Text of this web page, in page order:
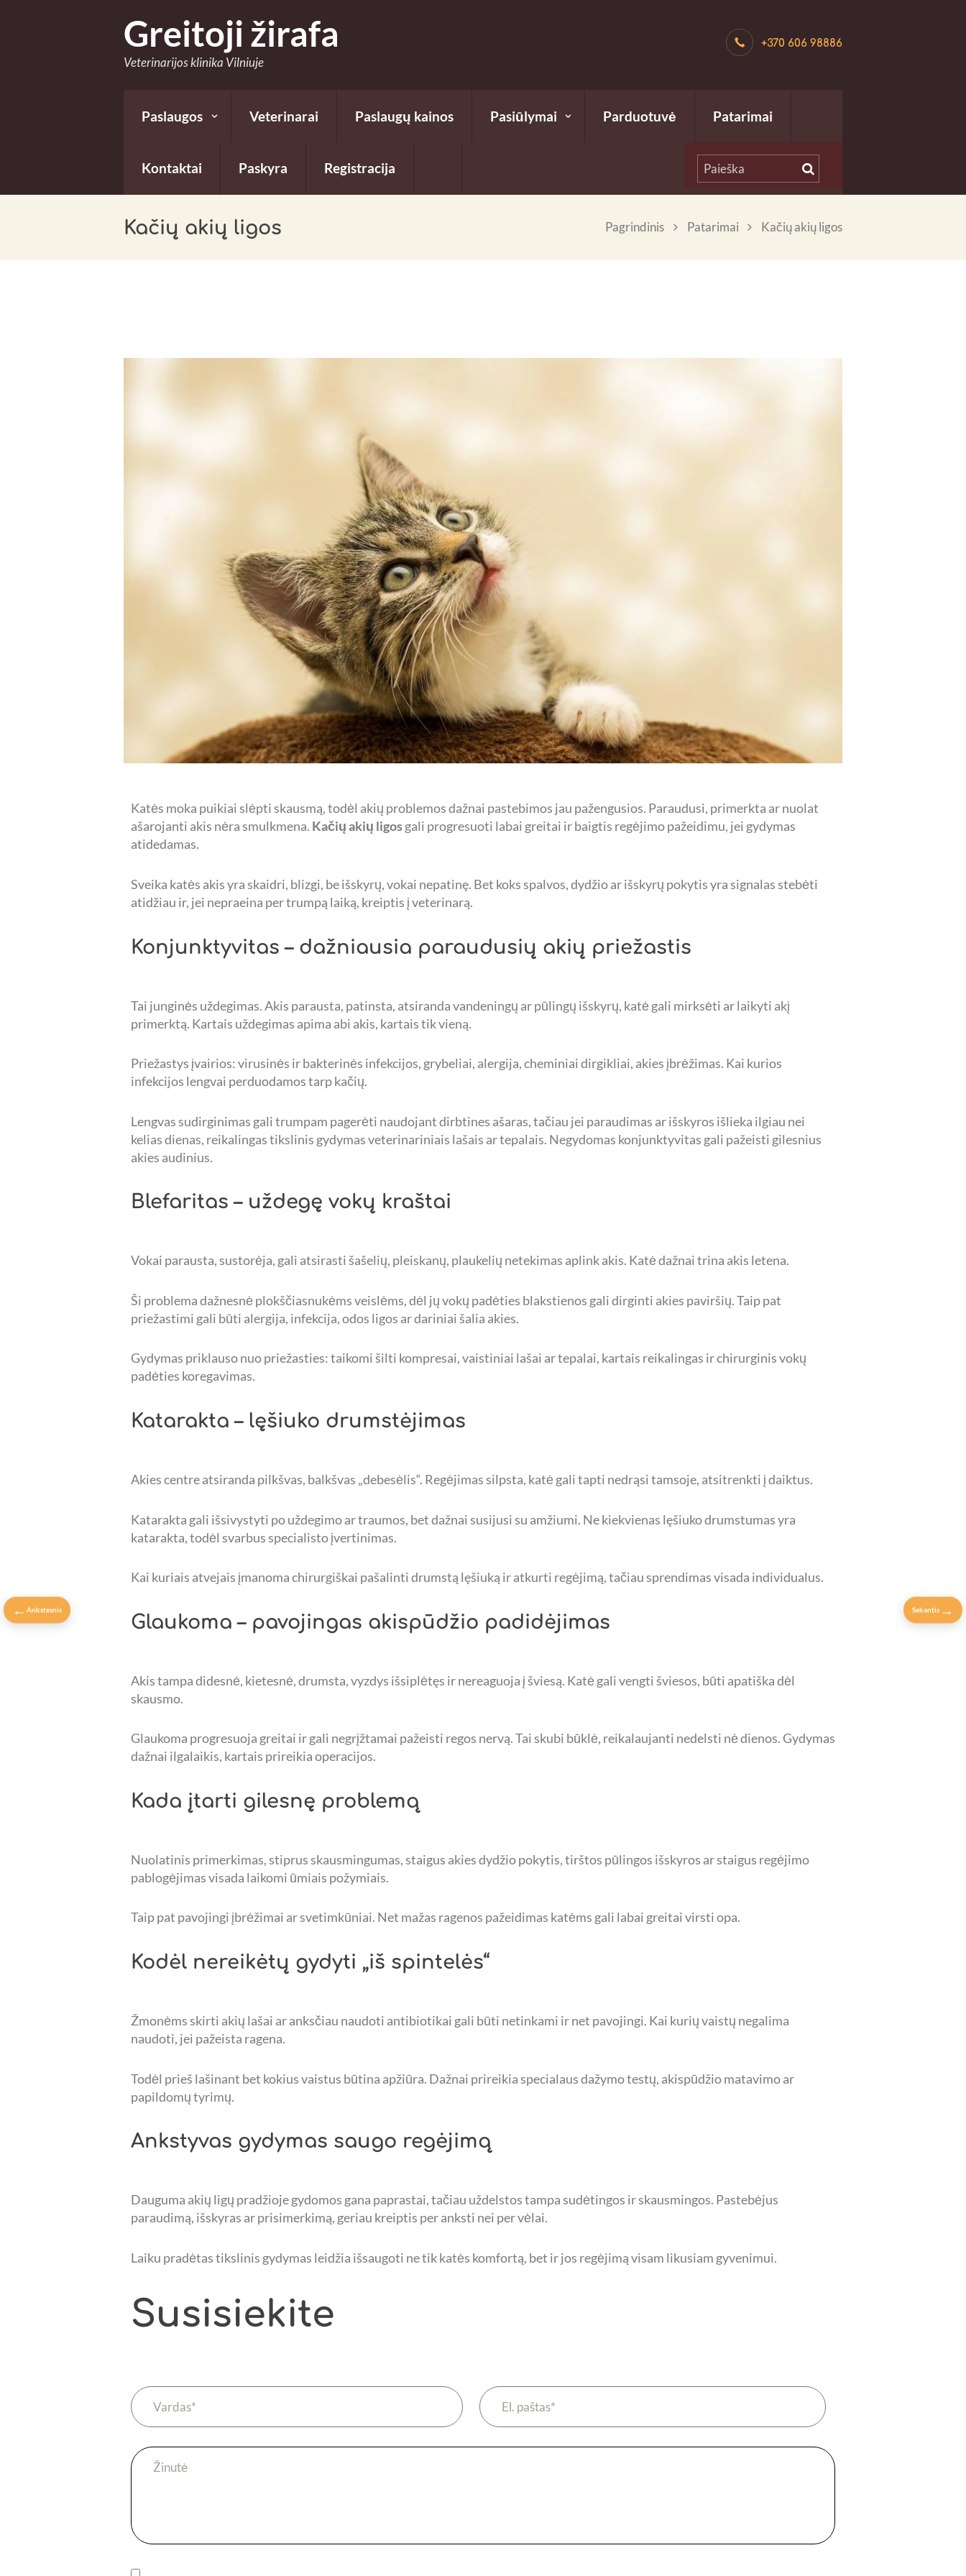
Greitoji žirafa
Veterinarijos klinika Vilniuje
+370 606 98886
Paslaugos Veterinarai Paslaugų kainos Pasiūlymai Parduotuvė Patarimai
Kontaktai Paskyra Registracija
Kačių akių ligos Pagrindinis Patarimai Kačių akių ligos
Katės moka puikiai slėpti skausmą, todėl akių problemos dažnai pastebimos jau pažengusios. Paraudusi, primerkta ar nuolat
ašarojanti akis nėra smulkmena. Kačių akių ligosgali progresuoti labai greitai ir baigtis regėjimo pažeidimu, jei gydymas
atidedamas.
Sveika katės akis yra skaidri, blizgi, be išskyrų, vokai nepatinę. Bet koks spalvos, dydžio ar išskyrų pokytis yra signalas stebėti
atidžiau ir, jei nepraeina per trumpą laiką, kreiptis į veterinarą.
Konjunktyvitas – dažniausia paraudusių akių priežastis
Tai junginės uždegimas. Akis parausta, patinsta, atsiranda vandeningų ar pūlingų išskyrų, katė gali mirksėti ar laikyti akį
primerktą. Kartais uždegimas apima abi akis, kartais tik vieną.
Priežastys įvairios: virusinės ir bakterinės infekcijos, grybeliai, alergija, cheminiai dirgikliai, akies įbrėžimas. Kai kurios
infekcijos lengvai perduodamos tarp kačių.
Lengvas sudirginimas gali trumpam pagerėti naudojant dirbtines ašaras, tačiau jei paraudimas ar išskyros išlieka ilgiau nei
kelias dienas, reikalingas tikslinis gydymas veterinariniais lašais ar tepalais. Negydomas konjunktyvitas gali pažeisti gilesnius
akies audinius.
Blefaritas – uždegę vokų kraštai
Vokai parausta, sustorėja, gali atsirasti šašelių, pleiskanų, plaukelių netekimas aplink akis. Katė dažnai trina akis letena.
Ši problema dažnesnė plokščiasnukėms veislėms, dėl jų vokų padėties blakstienos gali dirginti akies paviršių. Taip pat
priežastimi gali būti alergija, infekcija, odos ligos ar dariniai šalia akies.
Gydymas priklauso nuo priežasties: taikomi šilti kompresai, vaistiniai lašai ar tepalai, kartais reikalingas ir chirurginis vokų
padėties koregavimas.
Katarakta – lęšiuko drumstėjimas
Akies centre atsiranda pilkšvas, balkšvas „debesėlis“. Regėjimas silpsta, katė gali tapti nedrąsi tamsoje, atsitrenkti į daiktus.
Katarakta gali išsivystyti po uždegimo ar traumos, bet dažnai susijusi su amžiumi. Ne kiekvienas lęšiuko drumstumas yra
katarakta, todėl svarbus specialisto įvertinimas.
Kai kuriais atvejais įmanoma chirurgiškai pašalinti drumstą lęšiuką ir atkurti regėjimą, tačiau sprendimas visada individualus.
Glaukoma – pavojingas akispūdžio padidėjimas
Akis tampa didesnė, kietesnė, drumsta, vyzdys išsiplėtęs ir nereaguoja į šviesą. Katė gali vengti šviesos, būti apatiška dėl
skausmo.
Glaukoma progresuoja greitai ir gali negrįžtamai pažeisti regos nervą. Tai skubi būklė, reikalaujanti nedelsti nė dienos. Gydymas
dažnai ilgalaikis, kartais prireikia operacijos.
Kada įtarti gilesnę problemą
Nuolatinis primerkimas, stiprus skausmingumas, staigus akies dydžio pokytis, tirštos pūlingos išskyros ar staigus regėjimo
pablogėjimas visada laikomi ūmiais požymiais.
Taip pat pavojingi įbrėžimai ar svetimkūniai. Net mažas ragenos pažeidimas katėms gali labai greitai virsti opa.
Kodėl nereikėtų gydyti „iš spintelės“
Žmonėms skirti akių lašai ar anksčiau naudoti antibiotikai gali būti netinkami ir net pavojingi. Kai kurių vaistų negalima
naudoti, jei pažeista ragena.
Todėl prieš lašinant bet kokius vaistus būtina apžiūra. Dažnai prireikia specialaus dažymo testų, akispūdžio matavimo ar
papildomų tyrimų.
Ankstyvas gydymas saugo regėjimą
Dauguma akių ligų pradžioje gydomos gana paprastai, tačiau uždelstos tampa sudėtingos ir skausmingos. Pastebėjus
paraudimą, išskyras ar prisimerkimą, geriau kreiptis per anksti nei per vėlai.
Laiku pradėtas tikslinis gydymas leidžia išsaugoti ne tik katės komfortą, bet ir jos regėjimą visam likusiam gyvenimui.
Susisiekite
Ankstesnis Sekantis